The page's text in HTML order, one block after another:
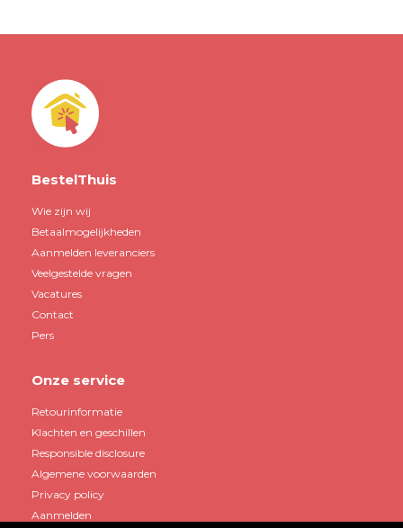
BestelThuis
Wie zijn wij
Betaalmogelijkheden
Aanmelden leveranciers
Veelgestelde vragen
Vacatures
Contact
Pers
Onze service
Retourinformatie
Klachten en geschillen
Responsible disclosure
Algemene voorwaarden
Privacy policy
Aanmelden